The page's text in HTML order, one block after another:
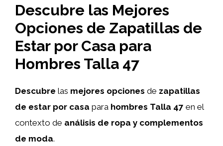
Descubre las Mejores
Opciones de Zapatillas de
Estar por Casa para
Hombres Talla 47
Descubre las mejores opciones de zapatillas
de estar por casa para hombres Talla 47 en el
contexto de análisis de ropa y complementos
de moda.